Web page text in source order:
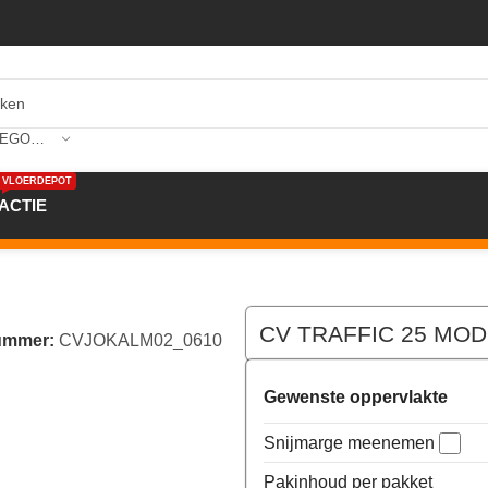
VLOERDEPOT
25 MODEA 200cm kleur 610
CVJOKALM02_0610
CV TRAFFIC 25
Gewenste oppervlakte
Snijmarge meenemen
Pakinhoud per pakket